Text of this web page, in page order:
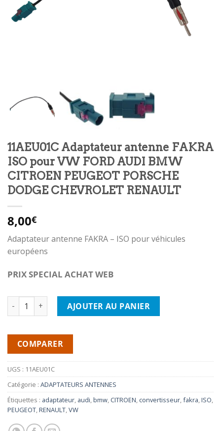
11AEU01C Adaptateur antenne FAKRA
ISO pour VW FORD AUDI BMW
CITROEN PEUGEOT PORSCHE
DODGE CHEVROLET RENAULT
8,00€
Adaptateur antenne FAKRA – ISO pour véhicules
européens
PRIX SPECIAL ACHAT WEB
quantité de 11AEU01C Adaptateur antenne FAKRA ISO pour VW
AJOUTER AU PANIER
COMPARER
UGS : 11AEU01C
Catégorie : ADAPTATEURS ANTENNES
Étiquettes : adaptateur, audi,bmw, CITROEN, convertisseur,fakra,ISO,
PEUGEOT,RENAULT,VW